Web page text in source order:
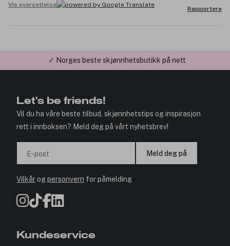
Vis oversettelse
Rapportere
✓ Årets Nettbutikk 2026 og 2025
Let's be friends!
Vil du ha våre beste tilbud, skjønnhetstips og inspirasjon
rett i innboksen? Meld deg på vårt nyhetsbrev!
E-post Meld deg på
Vilkårogpersonvern for påmelding
Kundeservice